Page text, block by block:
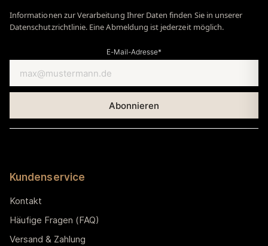
Informationen zur Verarbeitung Ihrer Daten finden Sie in unserer
Datenschutzrichtlinie. Eine Abmeldung ist jederzeit möglich.
E-Mail-Adresse*
Kundenservice
Kontakt
Häufige Fragen (FAQ)
Versand & Zahlung